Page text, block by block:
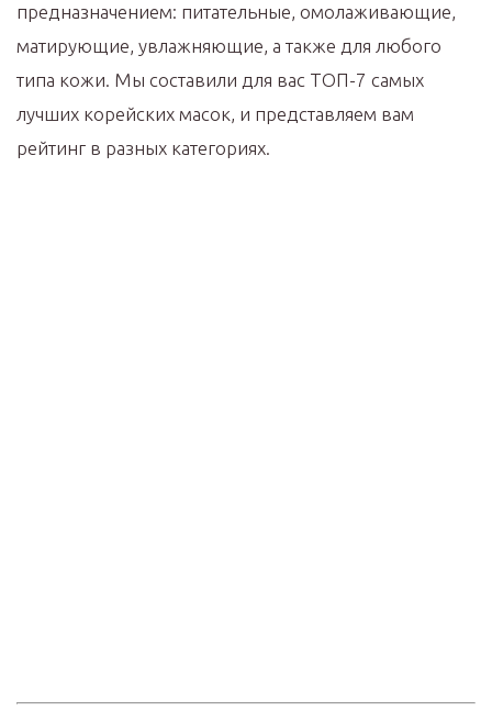
предназначением: питательные, омолаживающие,
матирующие, увлажняющие, а также для любого
типа кожи. Мы составили для вас ТОП-7 самых
лучших корейских масок, и представляем вам
рейтинг в разных категориях.